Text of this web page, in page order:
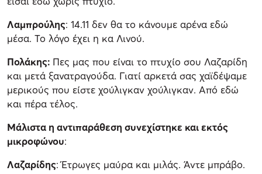
Λαμπρούλης: 14.11 δεν θα το κάνουμε αρένα εδώ
μέσα. Το λόγο έχει η κα Λινού.
Πολάκης: Πες μας που είναι το πτυχίο σου Λαζαρίδη
και μετά ξανατραγούδα. Γιατί αρκετά σας χαϊδέψαμε
μερικούς που είστε χούλιγκαν χούλιγκαν. Από εδώ
και πέρα τέλος.
Μάλιστα η αντιπαράθεση συνεχίστηκε και εκτός
μικροφώνου:
Λαζαρίδης: Έτρωγες μαύρα και μιλάς. Άντε μπράβο.